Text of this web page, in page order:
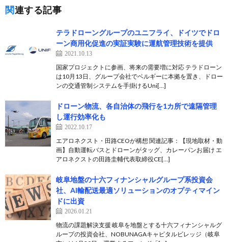
関連する記事
テラドローングループのユニフライ、ドイツでドロ
ーン商用化促進の実証実験に運航管理技術を提供
2021.10.13
国家プロジェクトに参画、将来の需要増に対応 テラドローン
は10月13日、グループ会社でベルギーに本拠を置き、ドロー
ンの交通管制システムを手掛けるUni[…]
ドローン物流、各自治体の飛行を1カ所で遠隔管理
し運行効率化も
2022.10.17
エアロネクスト・田路CEOが構想 関連記事：【現地取材・動
画】自動運転バスとドローンがタッグ、カレーパンお届け エ
アロネクストの田路圭輔代表取締役CE[…]
岐阜地盤の十六フィナンシャルグループ系投資会
社、AI輸配送最適ソリューションのオプティマイン
ドに出資
2026.01.21
物流の課題解決支援 岐阜を地盤とする十六フィナンシャルグ
ループの投資会社、NOBUNAGAキャピタルビレッジ（岐阜